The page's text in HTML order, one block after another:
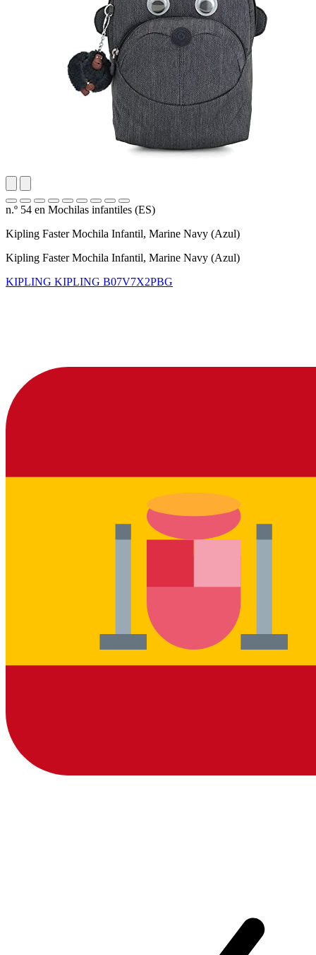
n.º 54 en Mochilas infantiles (ES)
Kipling Faster Mochila Infantil, Marine Navy (Azul)
Kipling Faster Mochila Infantil, Marine Navy (Azul)
KIPLING KIPLING B07V7X2PBG